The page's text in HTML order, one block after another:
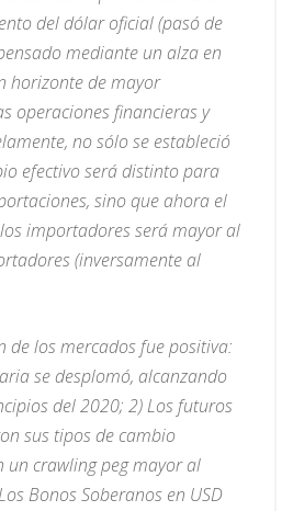
del dólar oficial (pasó de
mediante un alza en
horizonte de mayor
operaciones financieras y
no sólo se estableció
efectivo será distinto para
sino que ahora el
importadores será mayor al
(inversamente al
de los mercados fue positiva:
se desplomó, alcanzando
del 2020; 2) Los futuros
sus tipos de cambio
un crawling peg mayor al
Bonos Soberanos en USD